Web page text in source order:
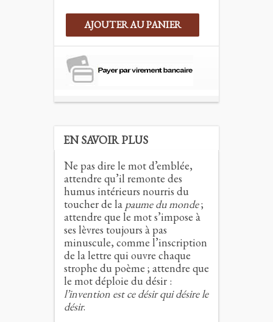
AJOUTER AU PANIER
EN SAVOIR PLUS
Ne pas dire le mot d’emblée,
attendre qu’il remonte des
humus intérieurs nourris du
toucher de la paume du monde;
attendre que le mot s’impose à
ses lèvres toujours à pas
minuscule, comme l’inscription
de la lettre qui ouvre chaque
strophe du poème ; attendre que
le mot déploie du désir :
l’invention est ce désir qui désire le
désir.